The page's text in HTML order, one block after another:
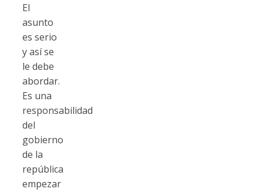
El
asunto
es serio
y así se
le debe
abordar.
Es una
responsabilidad
del
gobierno
de la
república
empezar